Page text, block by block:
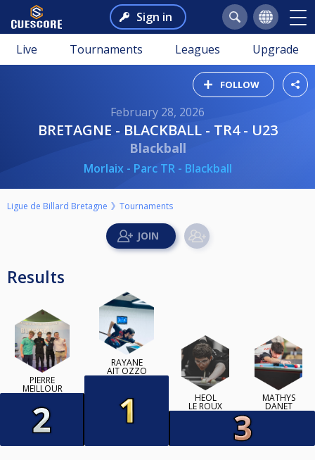
Sign in
Live Tournaments Leagues Upgrade
FOLLOW
February 28, 2026
BRETAGNE - BLACKBALL - TR4 - U23
Blackball
Morlaix - Parc TR - Blackball
Ligue de Billard Bretagne Tournaments
Results
PIERRE
MEILLOUR
RAYANE
AIT OZZO
HEOL
LE ROUX
MATHYS
DANET